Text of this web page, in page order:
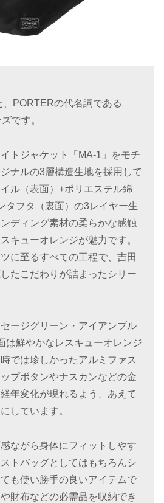
PORTERの代名詞である
です。
トジャケット「MA-1」をモチ
ナルの3層構造生地を採用して
ル（表面）+ポリエステル綿
タフタ（裏面）の3レイヤー生
ディング素材の柔らかな感触
キューオレンジが魅力です。
に至るすべての工程で、吉田
たこだわりが詰まったシリー
ージグリーン・アイアンブル
は鮮やかなレスキューオレンジ
では珍しかったアルミファス
プボタンやナスカンなどの金
年変化が現れるよう、あえて
しています。
ながら身体にフィットしやす
トバッグとしてはもちろんシ
も使い勝手の良いアイテムで
財布などの必需品を収納でき